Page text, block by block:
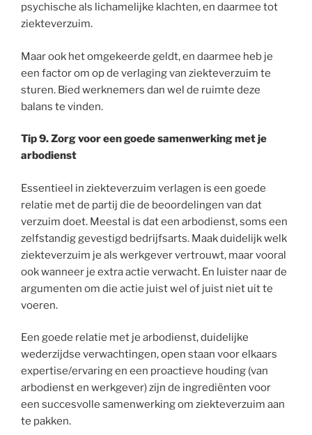
psychische als lichamelijke klachten, en daarmee tot
ziekteverzuim.
Maar ook het omgekeerde geldt, en daarmee heb je
een factor om op de verlaging van ziekteverzuim te
sturen. Bied werknemers dan wel de ruimte deze
balans te vinden.
Tip 9. Zorg voor een goede samenwerking met je
arbodienst
Essentieel in ziekteverzuim verlagen is een goede
relatie met de partij die de beoordelingen van dat
verzuim doet. Meestal is dat een arbodienst, soms een
zelfstandig gevestigd bedrijfsarts. Maak duidelijk welk
ziekteverzuim je als werkgever vertrouwt, maar vooral
ook wanneer je extra actie verwacht. En luister naar de
argumenten om die actie juist wel of juist niet uit te
voeren.
Een goede relatie met je arbodienst, duidelijke
wederzijdse verwachtingen, open staan voor elkaars
expertise/ervaring en een proactieve houding (van
arbodienst en werkgever) zijn de ingrediënten voor
een succesvolle samenwerking om ziekteverzuim aan
te pakken.